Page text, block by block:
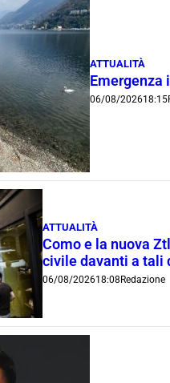
ATTUALITÀ
06/08/202618:15
ATTUALITÀ
Como e la nuova
civile davanti a tali
06/08/202618:08Redazione